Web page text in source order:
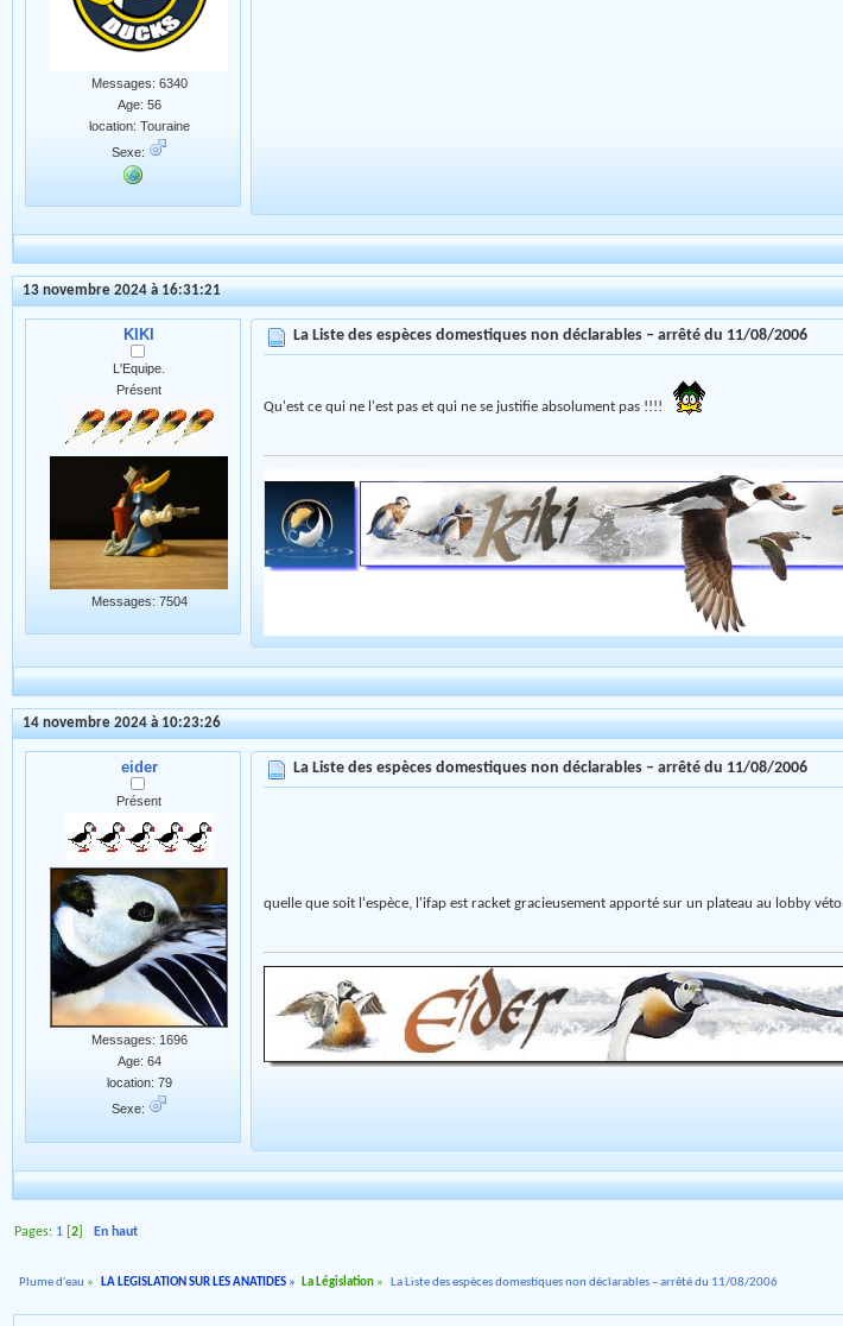
Messages: 6340
Age: 56
location: Touraine
Sexe:
13 novembre 2024 à 16:31:21
KIKI
L'Equipe.
Présent
Messages: 7504
La Liste des espèces domestiques non déclarables – arrêté du 11/08/2006
Qu'est ce qui ne l'est pas et qui ne se justifie absolument pas !!!!
14 novembre 2024 à 10:23:26
eider
Présent
Messages: 1696
Age: 64
location: 79
Sexe:
La Liste des espèces domestiques non déclarables – arrêté du 11/08/2006
quelle que soit l'espèce, l'ifap est racket gracieusement apporté sur un plateau au lobby véto
Pages: 1 [2
En haut
Plume d'eau » LA LEGISLATION SUR LES ANATIDES» La Législation » La Liste des espèces domestiques non déclarables – arrêté du 11/08/2006